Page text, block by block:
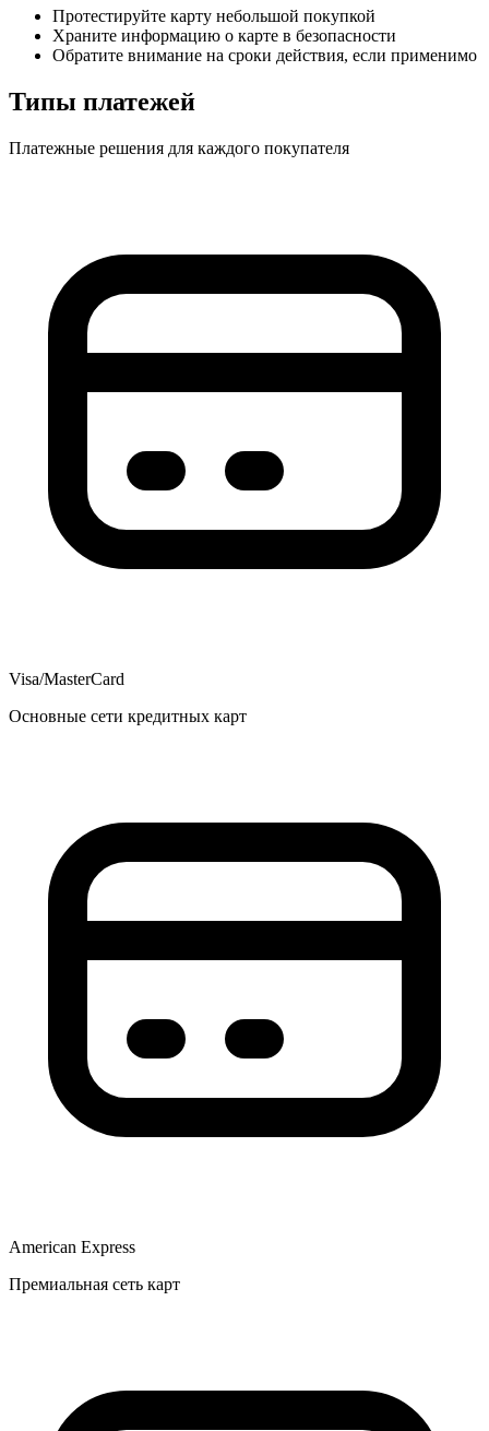
Протестируйте карту небольшой покупкой
Храните информацию о карте в безопасности
Обратите внимание на сроки действия, если применимо
Типы платежей
Платежные решения для каждого покупателя
Visa/MasterCard
Основные сети кредитных карт
American Express
Премиальная сеть карт